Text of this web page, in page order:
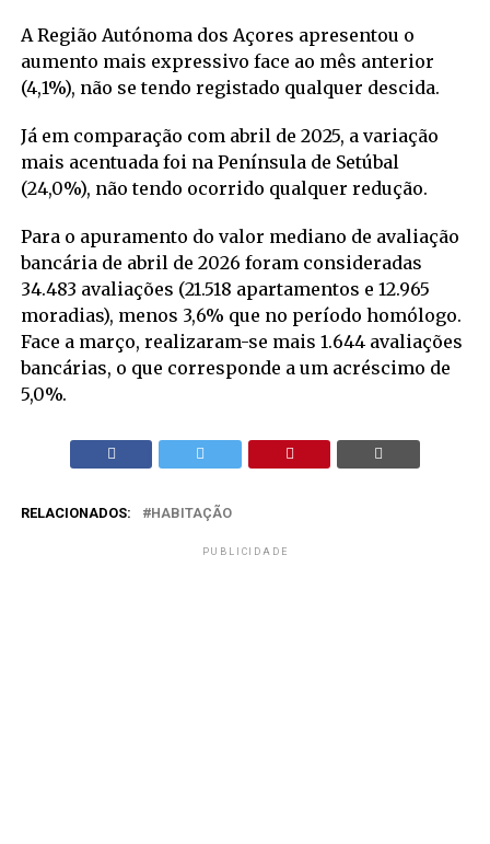
A Região Autónoma dos Açores apresentou o
aumento mais expressivo face ao mês anterior
(4,1%), não se tendo registado qualquer descida.
Já em comparação com abril de 2025, a variação
mais acentuada foi na Península de Setúbal
(24,0%), não tendo ocorrido qualquer redução.
Para o apuramento do valor mediano de avaliação
bancária de abril de 2026 foram consideradas
34.483 avaliações (21.518 apartamentos e 12.965
moradias), menos 3,6% que no período homólogo.
Face a março, realizaram-se mais 1.644 avaliações
bancárias, o que corresponde a um acréscimo de
5,0%.
RELACIONADOS: HABITAÇÃO
PUBLICIDADE